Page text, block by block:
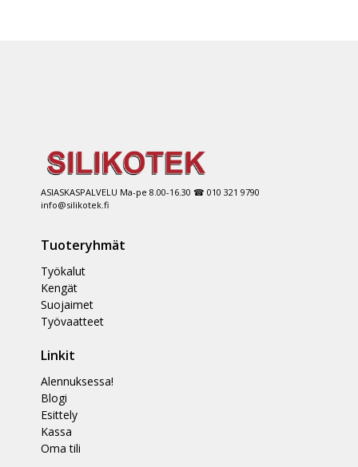
ASIASKASPALVELU Ma-pe 8.00-16.30 ☎ 010 321 9790
info@silikotek.fi
Tuoteryhmät
Työkalut
Kengät
Suojaimet
Työvaatteet
Linkit
Alennuksessa!
Blogi
Esittely
Kassa
Oma tili